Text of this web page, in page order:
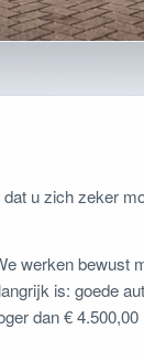
u zich zeker
werken bewust
is: goede
dan € 4.500,00